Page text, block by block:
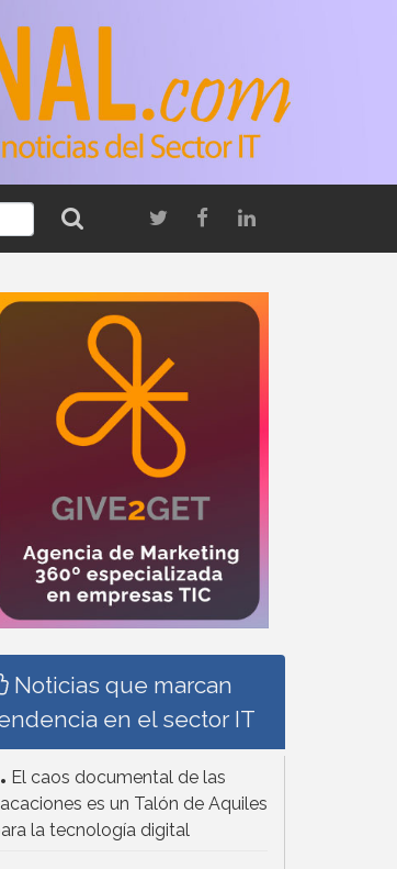
Noticias que marcan
en el sector IT
El caos documental de las
es un Talón de Aquiles
la tecnología digital